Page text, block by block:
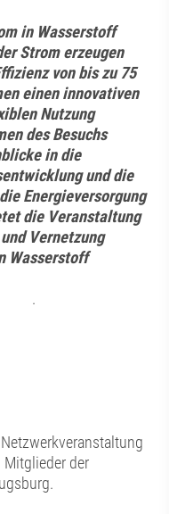
in Wasserstoff
Strom erzeugen
von bis zu 75
einen innovativen
Nutzung
des Besuchs
in die
und die
Energieversorgung
die Veranstaltung
Vernetzung
Wasserstoff
der